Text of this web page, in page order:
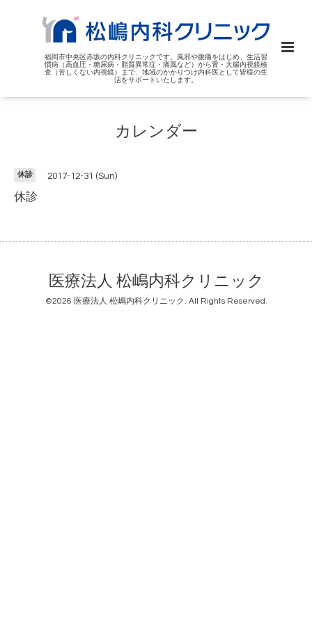
福岡市中央区赤坂の内科クリニックです。風邪や腹痛をはじめ、生活習
慣病（高血圧・糖尿病・脂質異常症・痛風など）から胃・大腸内視鏡検
査（苦しくない内視鏡）まで、地域のかかりつけ内科医として皆様の生
活をサポートいたします。
カレンダー
休診 2017-12-31 (Sun)
休診
医療法人 松嶋内科クリニック
©2026 医療法人 松嶋内科クリニック . All Rights Reserved.